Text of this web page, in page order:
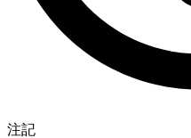
注記